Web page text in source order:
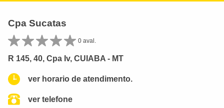
Cpa Sucatas
0 aval.
R 145, 40, Cpa Iv, CUIABA - MT
ver horario de atendimento.
ver telefone